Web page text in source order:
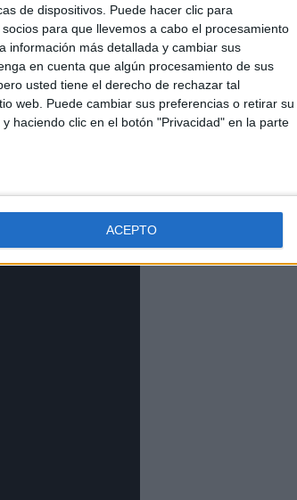
de dispositivos. Puede hacer clic para
para que llevemos a cabo el procesamiento
información más detallada y cambiar sus
en cuenta que algún procesamiento de sus
usted tiene el derecho de rechazar tal
web. Puede cambiar sus preferencias o retirar su
haciendo clic en el botón "Privacidad" en la parte
ACEPTO
esta instalación
Una
tirón tiene en
festividad en lo